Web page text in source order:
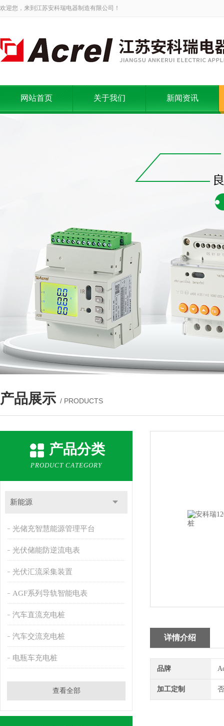
欢迎您，来到江苏安科瑞电器制造有限公司！
网站首页 关于我们 新闻资讯
产品展示 / PRODUCTS
产品分类
PRODUCT CATEGORY
新能源
光储充智慧能源管理平台
光伏储能防逆流电表
光伏汇流采集装置
AGF系列导轨智能电表
汽车直流充电桩
汽车交流充电桩
电瓶车充电桩
查看全部
详情介绍
品牌
加工定制